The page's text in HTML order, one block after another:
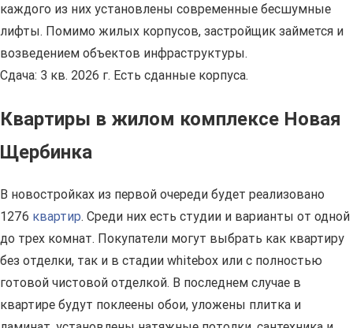
каждого из них установлены современные бесшумные
лифты. Помимо жилых корпусов, застройщик займется и
возведением объектов инфраструктуры.
Сдача: 3 кв. 2026 г. Есть сданные корпуса.
Квартиры в жилом комплексе Новая
Щербинка
В новостройках из первой очереди будет реализовано
1276 квартир. Среди них есть студии и варианты от одной
до трех комнат. Покупатели могут выбрать как квартиру
без отделки, так и в стадии whitebox или с полностью
готовой чистовой отделкой. В последнем случае в
квартире будут поклеены обои, уложены плитка и